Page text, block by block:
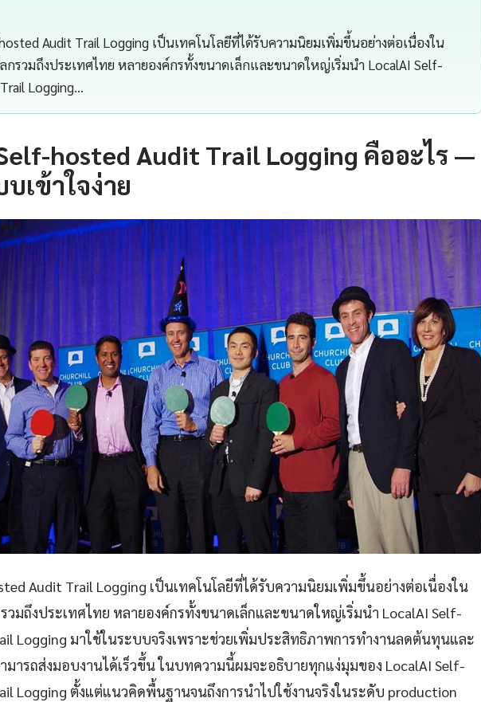
Audit Trail Logging เป็นเทคโนโลยีที่ได้รับความนิยมเพิ่มขึ้นอย่างต่อเนื่องใน
กรวมถึงประเทศไทย หลายองค์กรทั้งขนาดเล็กและขนาดใหญ่เริ่มนำ LocalAI Self-
Logging…
hosted Audit Trail Logging คืออะไร —
เข้าใจง่าย
Audit Trail Logging เป็นเทคโนโลยีที่ได้รับความนิยมเพิ่มขึ้นอย่างต่อเนื่องใน
วมถึงประเทศไทย หลายองค์กรทั้งขนาดเล็กและขนาดใหญ่เริ่มนำ LocalAI Self-
Logging มาใช้ในระบบจริงเพราะช่วยเพิ่มประสิทธิภาพการทำงานลดต้นทุนและ
ารถส่งมอบงานได้เร็วขึ้น ในบทความนี้ผมจะอธิบายทุกแง่มุมของ LocalAI Self-
Logging ตั้งแต่แนวคิดพื้นฐานจนถึงการนำไปใช้งานจริงในระดับ production